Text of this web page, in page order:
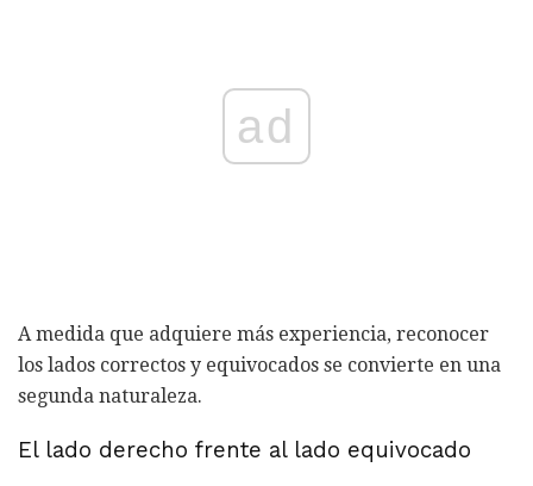
ad
A medida que adquiere más experiencia, reconocer
los lados correctos y equivocados se convierte en una
segunda naturaleza.
El lado derecho frente al lado equivocado